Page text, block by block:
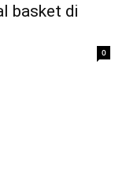
basket di
0